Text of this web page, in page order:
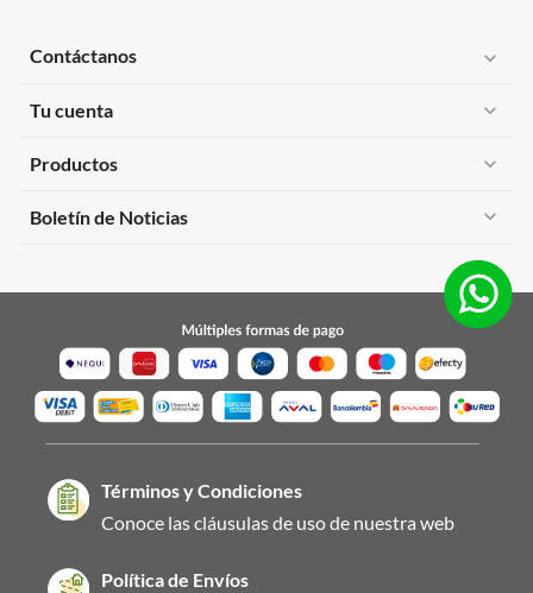
Contáctanos expand_more
Tu cuenta expand_more
Productos expand_more
Boletín de Noticias expand_more
Términos y Condiciones
Conoce las cláusulas de uso de nuestra web
Política de Envíos